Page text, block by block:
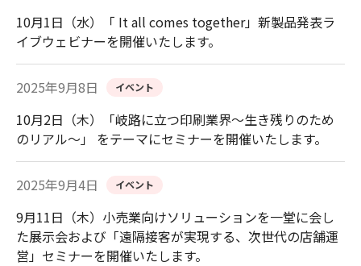
10月1日（水）「 It all comes together」新製品発表ラ
イブウェビナーを開催いたします。
2025年9月8日 イベント
10月2日（木）「岐路に立つ印刷業界～生き残りのため
のリアル～」 をテーマにセミナーを開催いたします。
2025年9月4日 イベント
9月11日（木）小売業向けソリューションを一堂に会し
た展示会および「遠隔接客が実現する、次世代の店舗運
営」セミナーを開催いたします。